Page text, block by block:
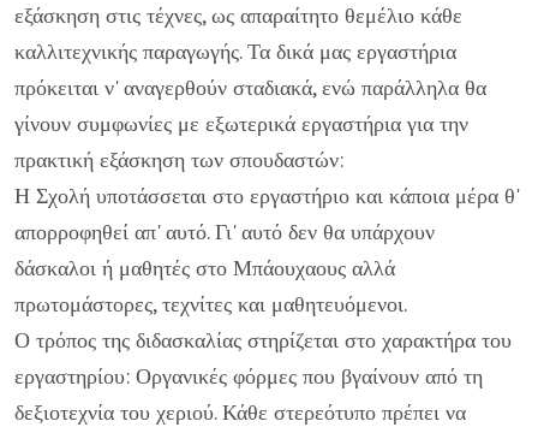
εξάσκηση στις τέχνες, ως απαραίτητο θεμέλιο κάθε
καλλιτεχνικής παραγωγής. Τα δικά μας εργαστήρια
πρόκειται ν' αναγερθούν σταδιακά, ενώ παράλληλα θα
γίνουν συμφωνίες με εξωτερικά εργαστήρια για την
πρακτική εξάσκηση των σπουδαστών:
Η Σχολή υποτάσσεται στο εργαστήριο και κάποια μέρα θ'
απορροφηθεί απ' αυτό. Γι' αυτό δεν θα υπάρχουν
δάσκαλοι ή μαθητές στο Μπάουχαους αλλά
πρωτομάστορες, τεχνίτες και μαθητευόμενοι.
Ο τρόπος της διδασκαλίας στηρίζεται στο χαρακτήρα του
εργαστηρίου: Οργανικές φόρμες που βγαίνουν από τη
δεξιοτεχνία του χεριού. Κάθε στερεότυπο πρέπει να